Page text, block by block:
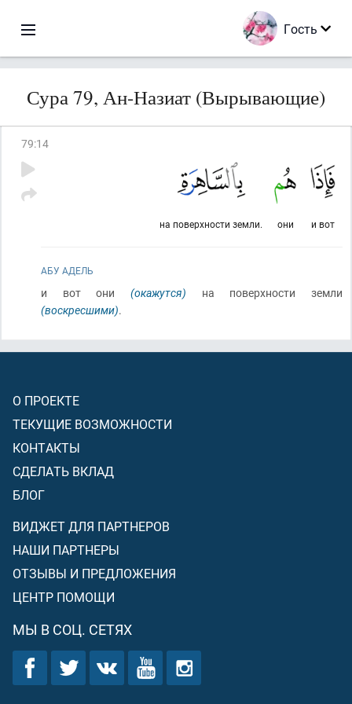
Гость
Сура 79, Ан-Назиат (Вырывающие)
79:14
и вот
они
на поверхности земли.
АБУ АДЕЛЬ
и вот они (окажутся) на поверхности земли
(воскресшими).
О ПРОЕКТЕ
ТЕКУЩИЕ ВОЗМОЖНОСТИ
КОНТАКТЫ
СДЕЛАТЬ ВКЛАД
БЛОГ
ВИДЖЕТ ДЛЯ ПАРТНЕРОВ
НАШИ ПАРТНЕРЫ
ОТЗЫВЫ И ПРЕДЛОЖЕНИЯ
ЦЕНТР ПОМОЩИ
МЫ В СОЦ. СЕТЯХ